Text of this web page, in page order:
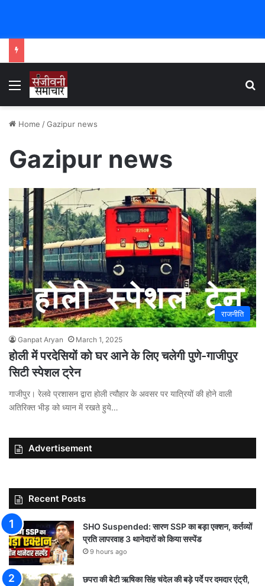
Menu
Home /Gazipur news
Gazipur news
राजनीति
Ganpat Aryan March 1, 2025
होली में परदेसियों को घर आने के लिए चलेगी पुणे-गाजीपुर
सिटी स्पेशल ट्रेन
गाजीपुर। रेलवे प्रशासन द्वारा होली त्यौहार के अवसर पर यात्रियों की होने वाली
अतिरिक्त भीड़ को ध्यान में रखते हुये…
Advertisement
Recent Posts
SHO Suspended: सारण SSP का बड़ा एक्शन, कर्तव्यों
प्रति लापरवाह 3 थानेदारों को किया सस्पेंड
9 hours ago
छपरा की बेटी ऋषिका सिंह चंदेल की बड़े पर्दे पर दमदार एंट्री,